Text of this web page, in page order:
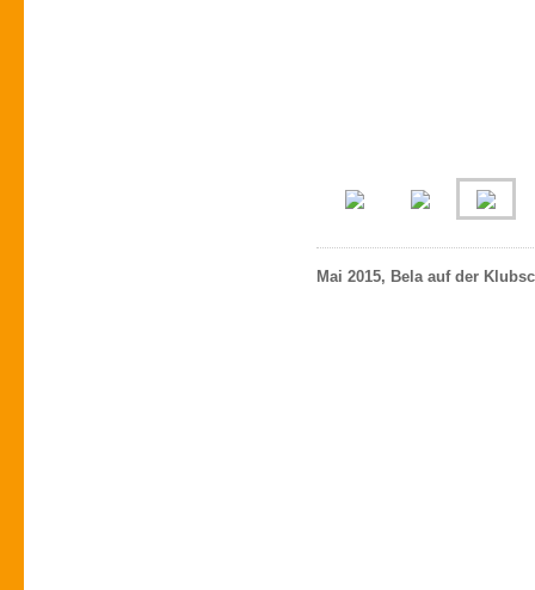
Mai 2015, Bela auf der